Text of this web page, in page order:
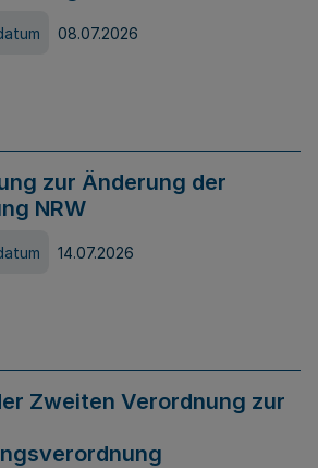
08.07.2026
zur Änderung der
NRW
14.07.2026
Zweiten Verordnung zur